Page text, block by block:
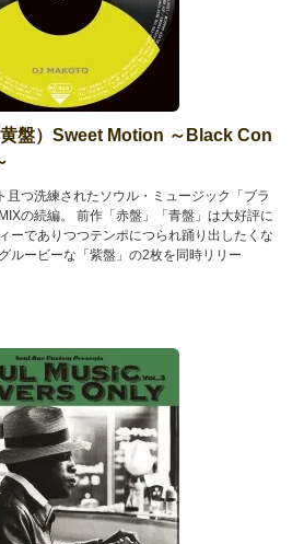
盤）Sweet Motion ～Black Con
且つ洗練されたソウル・ミュージック「ブラ
の続編。 前作「赤盤」「青盤」は大好評に
ーでありつつテンポにつられ踊り出したくな
ルービーな「紫盤」の2枚を同時リリー